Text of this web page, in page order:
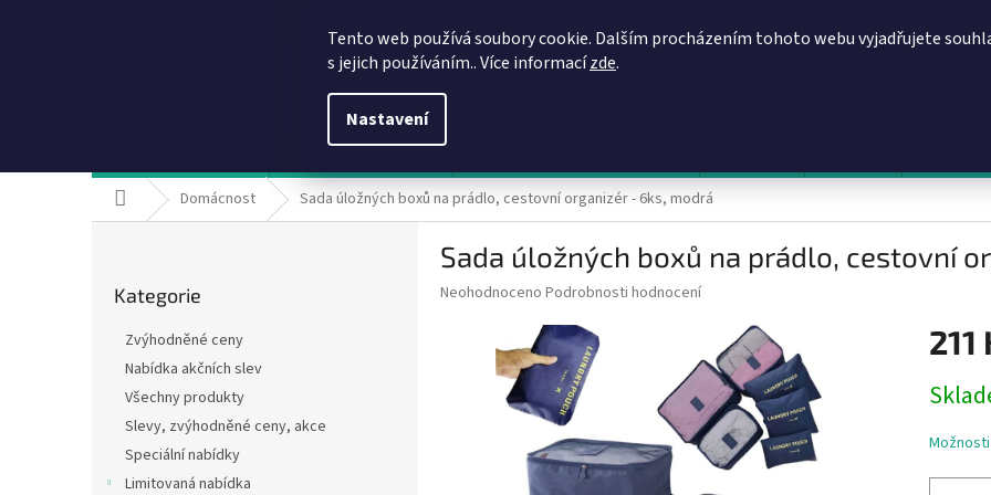
Tento web používá soubory cookie. Dalším procházením tohoto webu vyjadřujete
s jejich používáním.. Více informacízde.
Nastavení
Domů Domácnost Sada úložných boxů na prádlo, cestovní organizér - 6ks, modrá
kategorie
Kategorie
Zvýhodněné ceny
Nabídka akčních slev
Všechny produkty
Slevy, zvýhodněné ceny, akce
Speciální nabídky
Limitovaná nabídka
Sada úložných boxů na prádlo, cestovní
Průměrné
Neohodnoceno Podrobnosti hodnocení
211
cena: